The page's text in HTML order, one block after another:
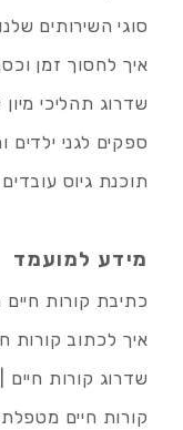
סוגי השירותים שלנו
איך לחסוך זמן
שדרוג תהליכי מיון
ספקים לגני ילדים
תוכנת גיוס
מידע למועמד
כתיבת קורות חיים
איך לכתוב קורות
שדרוג קורות
קורות חיים